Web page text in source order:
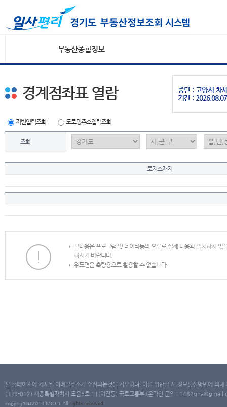
부동산종합정보
중단 : 고양시 차
기간 :
경계점좌표 열람
지번입력조회 도로명주소입력조회
조회
토지소재지
본내용은 프로그램 및 데이타등의 오류로 실제 내용과 일치하지
하시기 바랍니다.
위도면은 측량용으로 활용할 수 없습니다.
본 홈페이지에 게시된 이메일주소가 수집되는것을 거부하며, 이를 위반할 시 정보통신망법에 의
(339-012) 세종특별자치시 도움6로 11(어진동) 국토교통부 (온라인 문의 :
copyright@2014 MOLIT All rights reserved.